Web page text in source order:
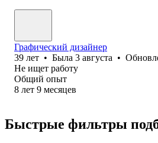
Графический дизайнер
39 лет • Была 3 августа •
Не ищет работу
Общий опыт
8 лет 9 месяцев
Быстрые фильтры